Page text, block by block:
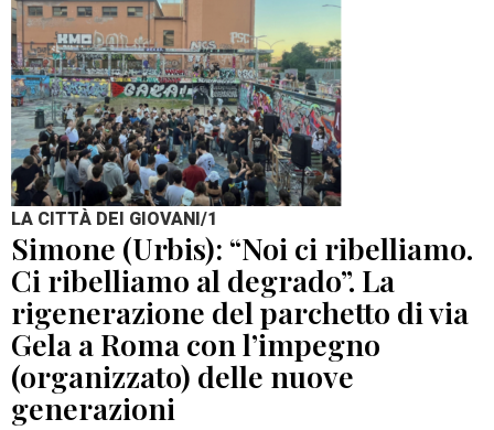
LA CITTÀ DEI GIOVANI/1
Simone (Urbis): “Noi ci ribelliamo.
Ci ribelliamo al degrado”. La
rigenerazione del parchetto di via
Gela a Roma con l’impegno
(organizzato) delle nuove
generazioni